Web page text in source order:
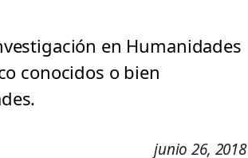
en Humanidades
conocidos o bien
junio 26, 2018